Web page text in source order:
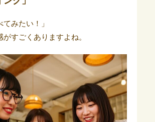
みたい！」
がすごくありますよね。